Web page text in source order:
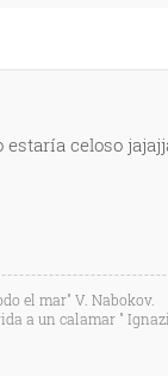
celoso
el mar" V. Nabokov.
a un calamar "